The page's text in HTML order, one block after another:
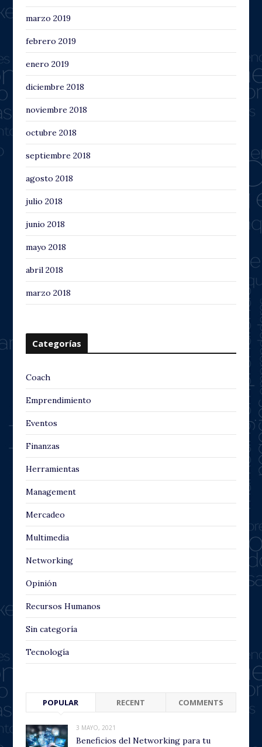
marzo 2019
febrero 2019
enero 2019
diciembre 2018
noviembre 2018
octubre 2018
septiembre 2018
agosto 2018
julio 2018
junio 2018
mayo 2018
abril 2018
marzo 2018
Categorías
Coach
Emprendimiento
Eventos
Finanzas
Herramientas
Management
Mercadeo
Multimedia
Networking
Opinión
Recursos Humanos
Sin categoría
Tecnología
POPULAR RECENT COMMENTS
3 MAYO, 2021
Beneficios del Networking para tu